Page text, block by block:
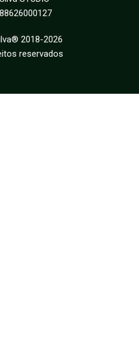
2018-2026
reservados